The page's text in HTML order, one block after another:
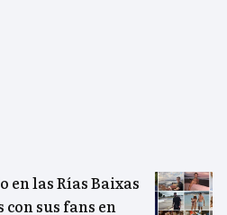
en las Rías Baixas
sus fans en